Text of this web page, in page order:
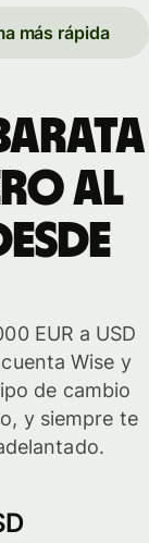
más rápida
al
EUR a USD
Wise y
de cambio
y siempre te